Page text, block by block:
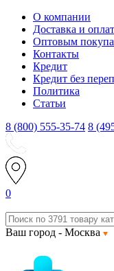
О компании
Доставка и
Оптовым
Контакты
Кредит
Кредит без
Политика
Статьи
8 (800) 555-35-74 8
0
Ваш город - Москва